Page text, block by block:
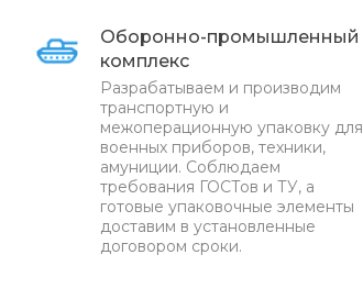
Оборонно-промышленный
комплекс
Разрабатываем и производим
транспортную и
межоперационную упаковку для
военных приборов, техники,
амуниции. Соблюдаем
требования ГОСТов и ТУ, а
готовые упаковочные элементы
доставим в установленные
договором сроки.